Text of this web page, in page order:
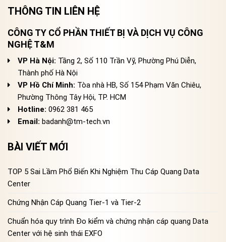
THÔNG TIN LIÊN HỆ
CÔNG TY CỔ PHẦN THIẾT BỊ VÀ DỊCH VỤ CÔNG
NGHỆ T&M
VP Hà Nội: Tầng 2, Số 110 Trần Vỹ, Phường Phú Diễn,
Thành phố Hà Nội
VP Hồ Chí Minh: Tòa nhà HB, Số 154 Phạm Văn Chiêu,
Phường Thông Tây Hội, TP. HCM
Hotline: 0962 381 465
Email: badanh@tm-tech.vn
BÀI VIẾT MỚI
TOP 5 Sai Lầm Phổ Biến Khi Nghiệm Thu Cáp Quang Data
Center
Chứng Nhận Cáp Quang Tier-1 và Tier-2
Chuẩn hóa quy trình Đo kiểm và chứng nhận cáp quang Data
Center với hệ sinh thái EXFO